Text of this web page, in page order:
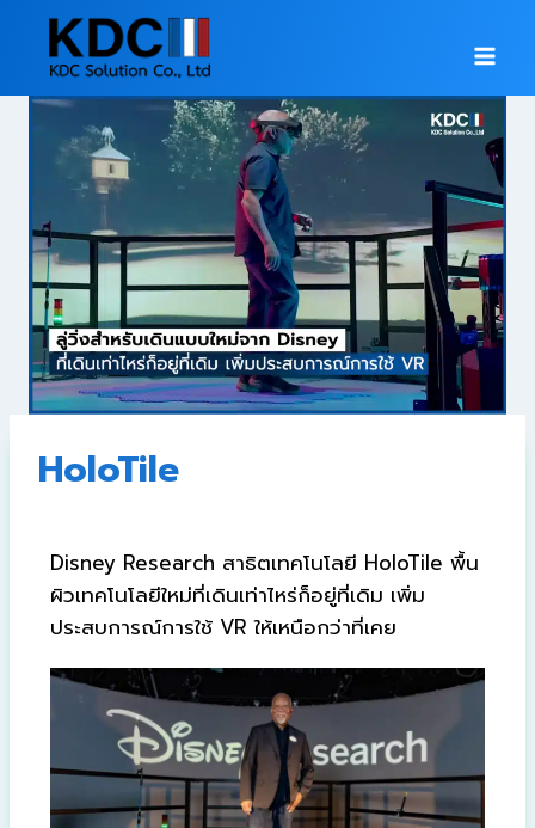
HoloTile
Disney Research สาธิตเทคโนโลยี HoloTile พื้น
ผิวเทคโนโลยีใหม่ที่เดินเท่าไหร่ก็อยู่ที่เดิม เพิ่ม
ประสบการณ์การใช้ VR ให้เหนือกว่าที่เคย